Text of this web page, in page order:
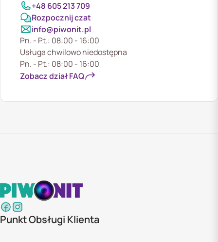
+48 605 213 709
Rozpocznij czat
info@piwonit.pl
Pn. - Pt.: 08:00 - 16:00
Usługa chwilowo niedostępna
Pn. - Pt.: 08:00 - 16:00
Zobacz dział FAQ
Punkt Obsługi Klienta